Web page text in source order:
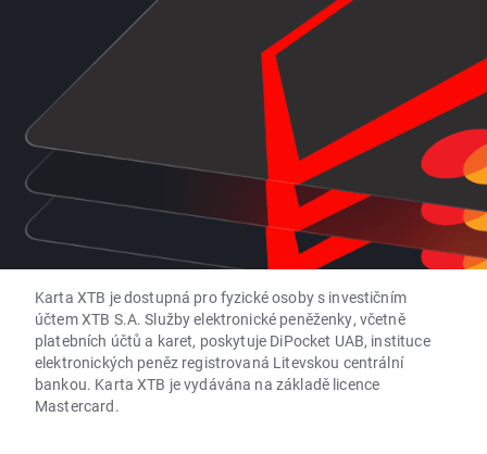
Karta XTB je dostupná pro fyzické osoby s investičním
účtem XTB S.A. Služby elektronické peněženky, včetně
platebních účtů a karet, poskytuje DiPocket UAB, instituce
elektronických peněz registrovaná Litevskou centrální
bankou. Karta XTB je vydávána na základě licence
Mastercard.